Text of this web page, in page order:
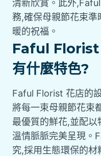
清新欣賞。此外
務,確保母親節花束準
暖的祝福。
Faful Florist
有什麼特色?
Faful Florist 花店的
將每一束母親節花束
最優質的鮮花,並配
溫情脈脈完美呈現。
究,採用生態環保的